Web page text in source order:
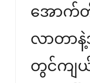
အောက်တို
လာတာ
တွင်ကျယ်